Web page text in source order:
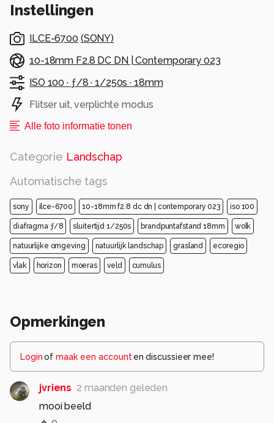
Instellingen
ILCE-6700 (SONY)
10-18mm F2.8 DC DN | Contemporary 023
ISO 100 · ƒ/8 ·1/250s ·18mm
Flitser uit, verplichte modus
Alle foto informatie tonen
Categorie Landschap
Automatische tags
sony ilce-6700 10-18mm f2.8 dc dn | contemporary 023 iso 100
diafragma ƒ/8 sluitertijd 1/250s brandpuntafstand 18mm wolk
natuurlijke omgeving natuurlijk landschap grasland ecoregio
vlak horizon moeras veld cumulus
Opmerkingen
Loginof maak een account en discussieer mee!
jvriens 2 maanden geleden
mooi beeld